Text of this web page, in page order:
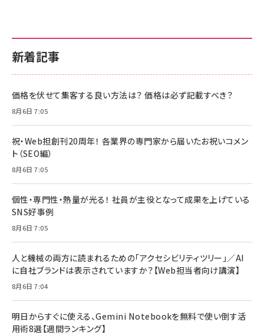
新着記事
価格を伏せて集客する良い方法は？ 価格は必ず記載すべき？
8月6日 7:05
祝・Web担創刊20周年！ 各業界の専門家から届いたお祝いコメン
ト（SEO編）
8月6日 7:05
個性・専門性・熱量が光る！ 社員が主役となって成果を上げている
SNS好事例
8月6日 7:05
人と機械の両方に読まれるための「アクセシビリティツリー」／AI
に自社ブランドは表示されていますか？【Web担当者向け講演】
8月6日 7:04
明日からすぐに使える、Gemini Notebookを無料で使い倒す活
用術8選【週間ランキング】